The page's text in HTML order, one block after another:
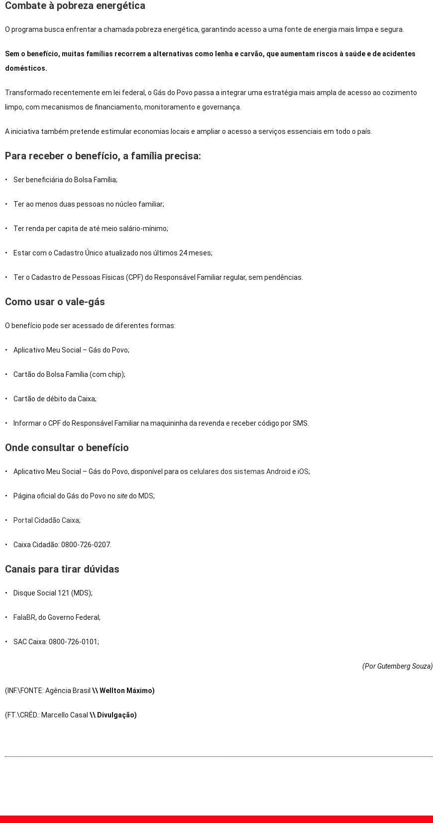
Combate à pobreza energética
O programa busca enfrentar a chamada pobreza energética, garantindo acesso a uma fonte de energia mais limpa e segura.
Sem o benefício, muitas famílias recorrem a alternativas como lenha e carvão, que aumentam riscos à saúde e de acidentes
domésticos.
Transformado recentemente em lei federal, o Gás do Povo passa a integrar uma estratégia mais ampla de acesso ao cozimento
limpo, com mecanismos de financiamento, monitoramento e governança.
A iniciativa também pretende estimular economias locais e ampliar o acesso a serviços essenciais em todo o país.
Para receber o benefício, a família precisa:
• Ser beneficiária do Bolsa Família;
• Ter ao menos duas pessoas no núcleo familiar;
• Ter renda per capita de até meio salário-mínimo;
• Estar com o Cadastro Único atualizado nos últimos 24 meses;
• Ter o Cadastro de Pessoas Físicas (CPF) do Responsável Familiar regular, sem pendências.
Como usar o vale-gás
O benefício pode ser acessado de diferentes formas:
• Aplicativo Meu Social – Gás do Povo;
• Cartão do Bolsa Família (com chip);
• Cartão de débito da Caixa;
• Informar o CPF do Responsável Familiar na maquininha da revenda e receber código por SMS.
Onde consultar o benefício
• Aplicativo Meu Social – Gás do Povo, disponível para os celulares dos sistemas Android e iOS;
• Página oficial do Gás do Povo no sitedo MDS;
• Portal Cidadão Caixa;
• Caixa Cidadão: 0800-726-0207.
Canais para tirar dúvidas
• Disque Social 121 (MDS);
• FalaBR, do Governo Federal;
• SAC Caixa: 0800-726-0101;
(Por Gutemberg Souza)
(INF.\FONTE: Agência Brasil \\ Wellton Máximo)
(FT.\CRÉD.: Marcello Casal \\ Divulgação)